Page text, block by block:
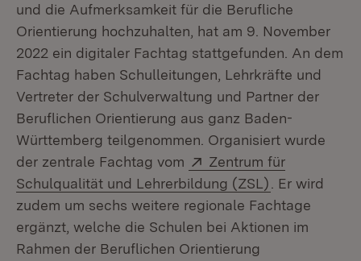
und die Aufmerksamkeit für die Berufliche
Orientierung hochzuhalten, hat am 9. November
2022 ein digitaler Fachtag stattgefunden. An dem
Fachtag haben Schulleitungen, Lehrkräfte und
Vertreter der Schulverwaltung und Partner der
Beruflichen Orientierung aus ganz Baden-
Württemberg teilgenommen. Organisiert wurde
der zentrale Fachtag vom
Extern:
Zentrum für
Schulqualität und Lehrerbildung (ZSL) (Öffnet in
. Er wird
zudem um sechs weitere regionale Fachtage
ergänzt, welche die Schulen bei Aktionen im
Rahmen der Beruflichen Orientierung